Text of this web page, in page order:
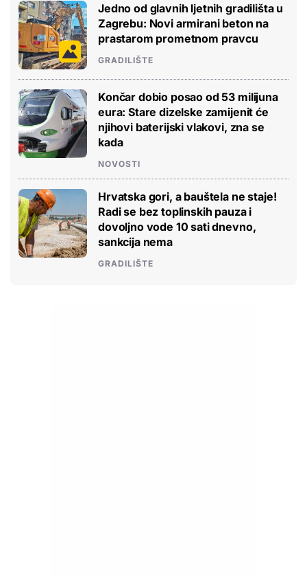
Jedno od glavnih ljetnih gradilišta u
Zagrebu: Novi armirani beton na
prastarom prometnom pravcu
GRADILIŠTE
Končar dobio posao od 53 milijuna
eura: Stare dizelske zamijenit će
njihovi baterijski vlakovi, zna se
kada
NOVOSTI
Hrvatska gori, a bauštela ne staje!
Radi se bez toplinskih pauza i
dovoljno vode 10 sati dnevno,
sankcija nema
GRADILIŠTE